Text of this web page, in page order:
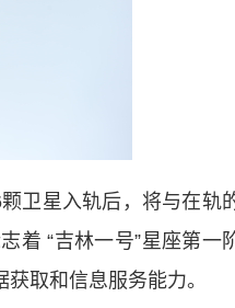
卫星入轨后，将与在轨
着 “吉林一号”星座第一
取和信息服务能力。